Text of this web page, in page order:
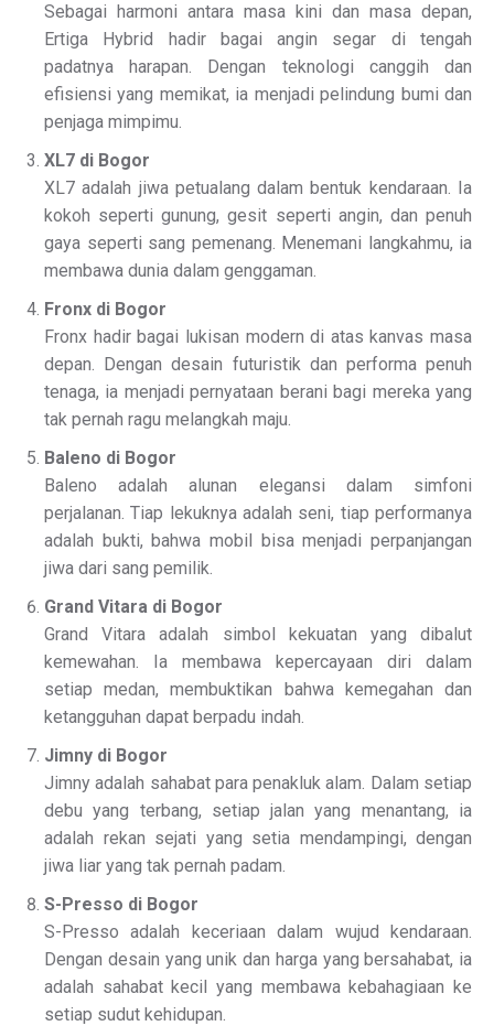
Sebagai harmoni antara masa kini dan masa depan,
Ertiga Hybrid hadir bagai angin segar di tengah
padatnya harapan. Dengan teknologi canggih dan
efisiensi yang memikat, ia menjadi pelindung bumi dan
penjaga mimpimu.
XL7 di Bogor
XL7 adalah jiwa petualang dalam bentuk kendaraan. Ia
kokoh seperti gunung, gesit seperti angin, dan penuh
gaya seperti sang pemenang. Menemani langkahmu, ia
membawa dunia dalam genggaman.
Fronx di Bogor
Fronx hadir bagai lukisan modern di atas kanvas masa
depan. Dengan desain futuristik dan performa penuh
tenaga, ia menjadi pernyataan berani bagi mereka yang
tak pernah ragu melangkah maju.
Baleno di Bogor
Baleno adalah alunan elegansi dalam simfoni
perjalanan. Tiap lekuknya adalah seni, tiap performanya
adalah bukti, bahwa mobil bisa menjadi perpanjangan
jiwa dari sang pemilik.
Grand Vitara di Bogor
Grand Vitara adalah simbol kekuatan yang dibalut
kemewahan. Ia membawa kepercayaan diri dalam
setiap medan, membuktikan bahwa kemegahan dan
ketangguhan dapat berpadu indah.
Jimny di Bogor
Jimny adalah sahabat para penakluk alam. Dalam setiap
debu yang terbang, setiap jalan yang menantang, ia
adalah rekan sejati yang setia mendampingi, dengan
jiwa liar yang tak pernah padam.
S-Presso di Bogor
S-Presso adalah keceriaan dalam wujud kendaraan.
Dengan desain yang unik dan harga yang bersahabat, ia
adalah sahabat kecil yang membawa kebahagiaan ke
setiap sudut kehidupan.